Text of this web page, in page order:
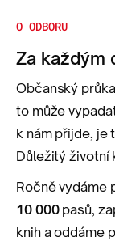
O ODBORU
Za každým
Občanský
to může
k nám přijde, je
Důležitý životní
Ročně vydáme
10 000pasů,
knih a oddáme